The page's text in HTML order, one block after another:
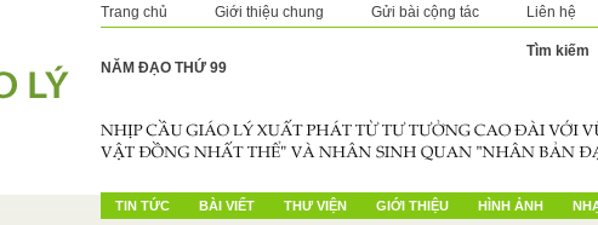
Trang chủ Giới thiệu chung Gửi bài cộng tác Liên hệ
NĂM ĐẠO THỨ 99
Tìm kiếm
TIN TỨC BÀI VIẾT THƯ VIỆN GIỚI THIỆU HÌNH ẢNH